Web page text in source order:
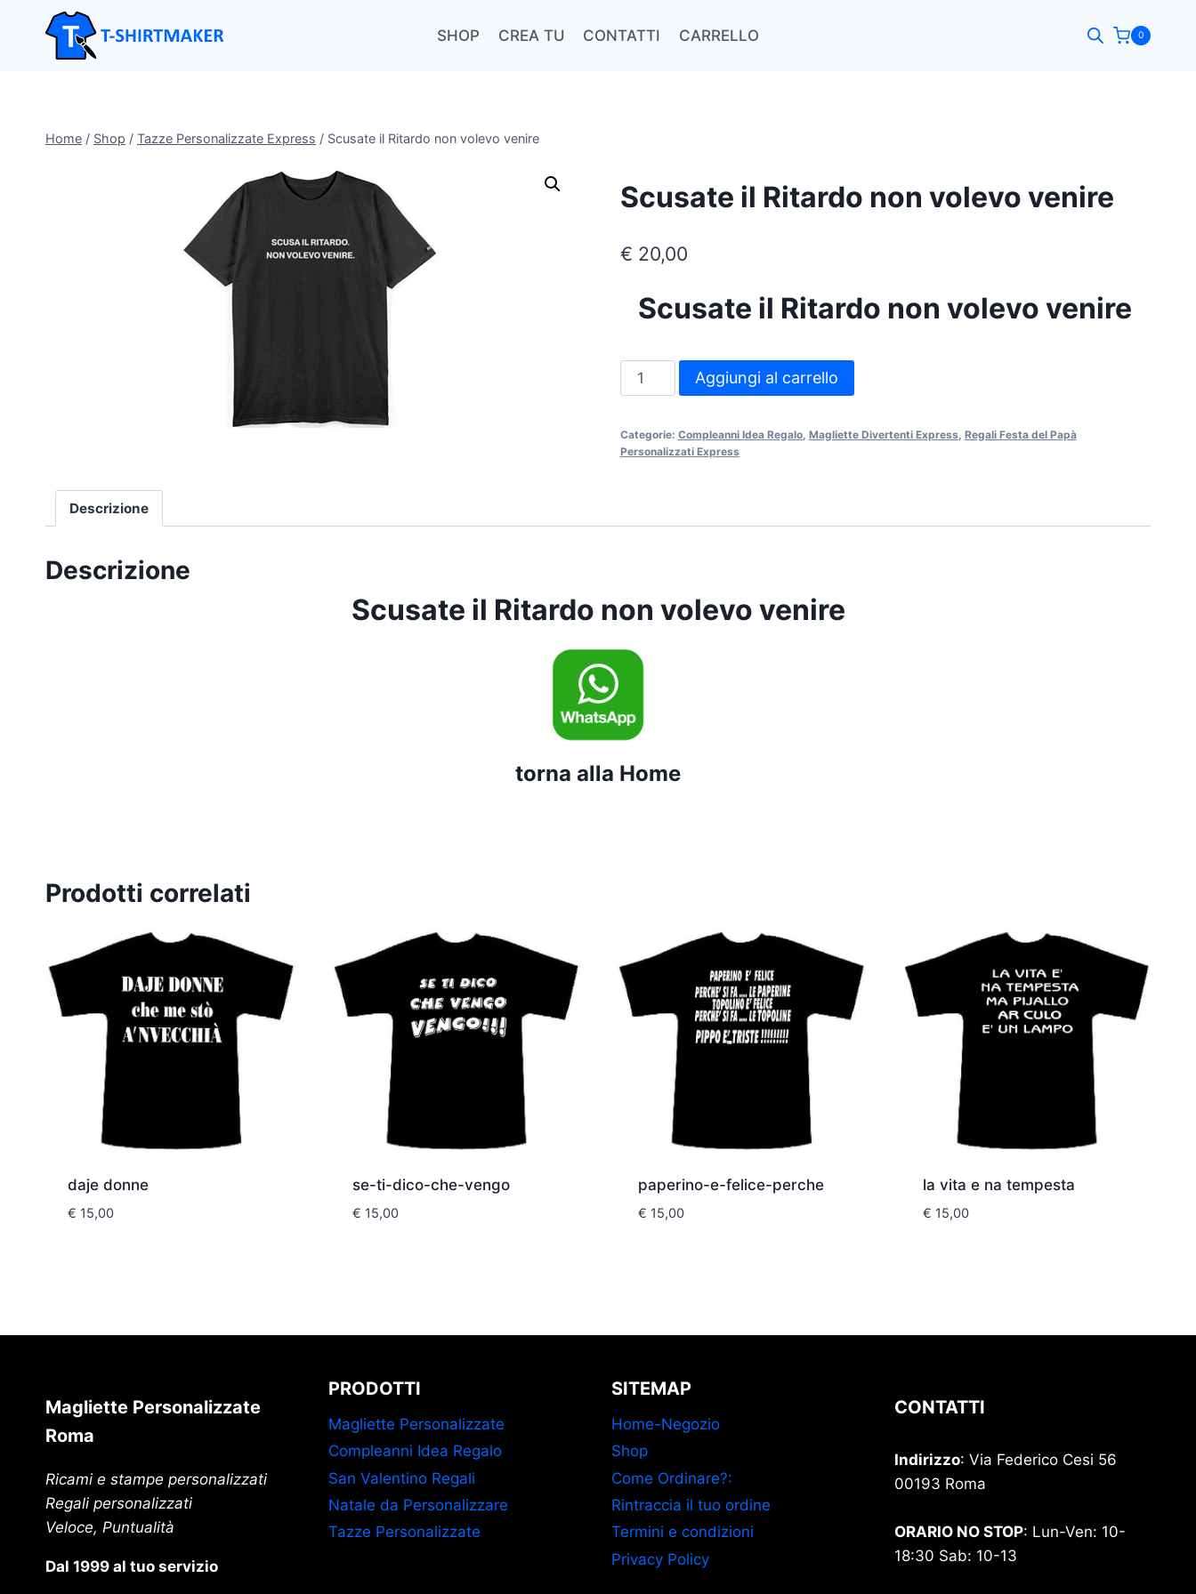
contenuto
SHOP CREA TU CONTATTI CARRELLO 0
Home / Shop / Tazze Personalizzate Express / Scusate il Ritardo non volevo venire
Scusate il Ritardo non volevo venire
€ 20,00
Scusate il Ritardo non volevo venire
Scusate
il
non
Aggiungi al carrello
Categorie: Compleanni Idea Regalo, Magliette Divertenti Express Regali Festa del Papà
Personalizzati Express
Descrizione
Descrizione
Scusate il Ritardo non volevo venire
torna alla Home
Prodotti correlati
daje donne
€ 15,00
se-ti-dico-che-vengo
€ 15,00
paperino-e-felice-perche
€ 15,00
la vita e na tempesta
€ 15,00
Magliette Personalizzate
Roma
Ricami e stampe personalizzati
Regali personalizzati
Veloce, Puntualità
Dal 1999 al tuo servizio
PRODOTTI
Magliette Personalizzate
Compleanni Idea Regalo
San Valentino Regali
Natale da Personalizzare
Tazze Personalizzate
SITEMAP
Home-Negozio
Shop
Come Ordinare?:
Rintraccia il tuo ordine
Termini e condizioni
Privacy Policy
CONTATTI
Indirizzo: Via Federico Cesi 56
00193 Roma
ORARIO NO STOP: Lun-Ven: 10-
18:30 Sab: 10-13